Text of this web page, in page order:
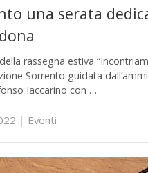
una serata
rassegna estiva
Sorrento guidata
Iaccarino con …
| Eventi